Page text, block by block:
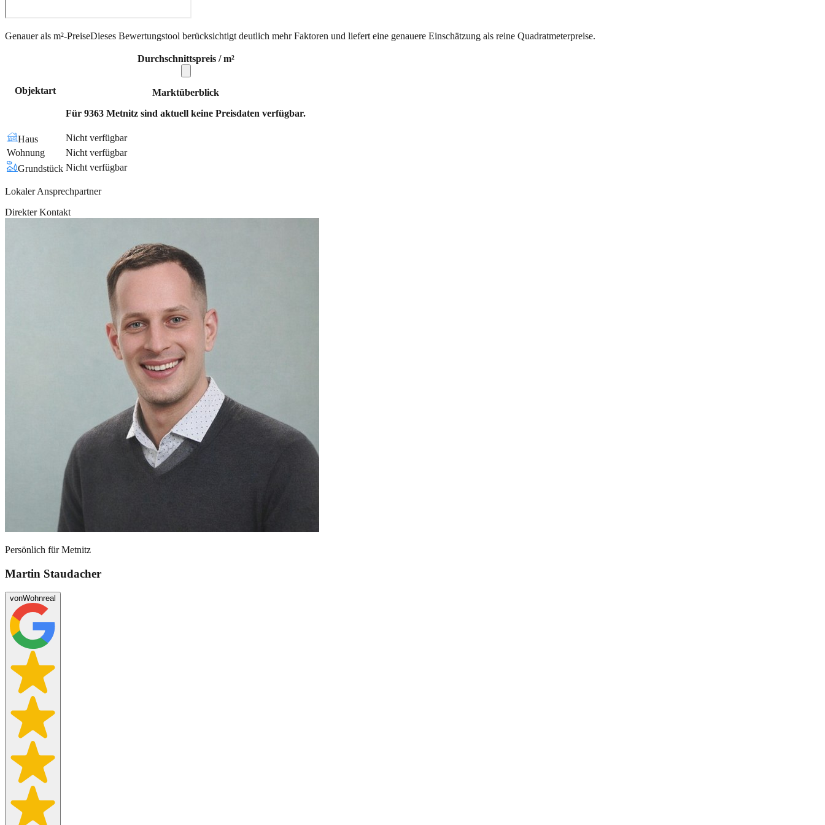
Genauer als m²-PreiseDieses Bewertungstool berücksichtigt deutlich mehr Faktoren und liefert eine genauere Einschätzung als reine Quadratmeterpreise.
Objektart
Durchschnittspreis / m²
Marktüberblick
Für 9363 Metnitz sind aktuell keine Preisdaten verfügbar.
Haus
Nicht verfügbar
Wohnung
Nicht verfügbar
Grundstück Nicht verfügbar
Lokaler Ansprechpartner
Direkter Kontakt
Persönlich fürMetnitz
Martin Staudacher
vonWohnreal